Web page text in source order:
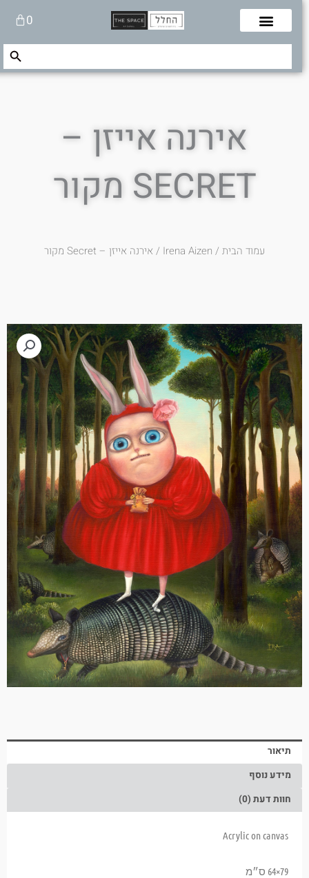
0עגלת
קניות
Search
Search Button
אירנה אייזן –
SECRET מקור
עמוד הבית/
Irena Aizen/ אירנה אייזן – Secret מקור
תיאור
מידע נוסף
חוות דעת (0)
Acrylic on canvas
79×64 ס״מ